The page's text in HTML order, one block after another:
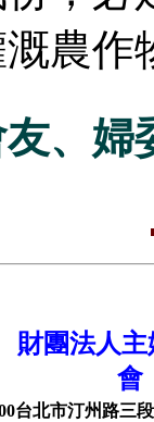
農作
友、
財團法人
會
台北市汀州路三